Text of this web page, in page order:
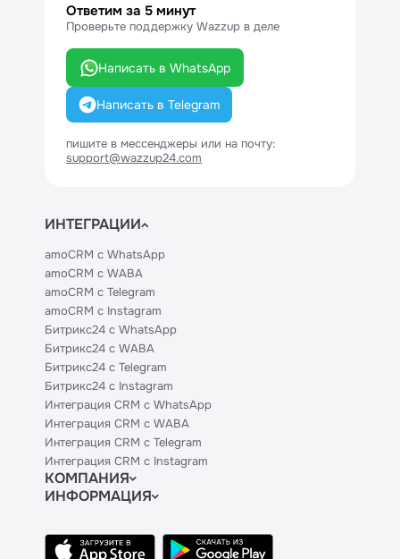
Ответим за 5 минут
Проверьте поддержку Wazzup в деле
Написать в WhatsApp
Написать в Telegram
пишите в мессенджеры или на почту:
support@wazzup24.com
ИНТЕГРАЦИИ
amoCRM с WhatsApp
amoCRM с WABA
amoCRM с Telegram
amoCRM с Instagram
Битрикс24 с WhatsApp
Битрикс24 с WABA
Битрикс24 с Telegram
Битрикс24 с Instagram
Интеграция CRM с WhatsApp
Интеграция CRM с WABA
Интеграция CRM с Telegram
Интеграция CRM с Instagram
КОМПАНИЯ
Блог
Контакты
Политики и соглашения
ИНФОРМАЦИЯ
Техническим партнерам
Тарифы